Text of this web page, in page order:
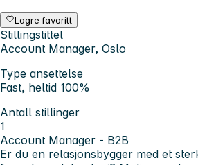
Lagre favoritt
Stillingstittel
Account Manager, Oslo
Type ansettelse
Fast, heltid 100%
Antall stillinger
1
Account Manager - B2B
Er du en relasjonsbygger med et